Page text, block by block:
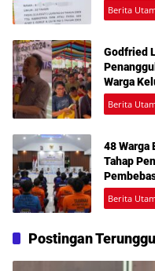
Berita
Godfried
Warga
hingga
Berita
48 Warga
Tahap
Berita
Postingan Terunggul